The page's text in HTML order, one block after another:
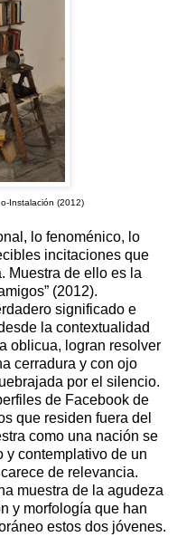
Instalación (2012)
lo fenoménico, lo
incitaciones que
Muestra de ello es la
(2012).
significado e
la contextualidad
oblicua, logran resolver
cerradura y con ojo
por el silencio.
de Facebook de
que residen fuera del
como una nación se
y contemplativo de un
de relevancia.
muestra de la agudeza
y morfología que han
estos dos jóvenes.